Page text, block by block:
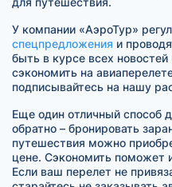
У компании «АэроТур»
спецпредложения и
быть в курсе всех
сэкономить на
подписывайтесь на нашу
Еще один отличный способ
обратно – бронировать
путешествия можно
цене. Сэкономить поможет
Если ваш перелет не